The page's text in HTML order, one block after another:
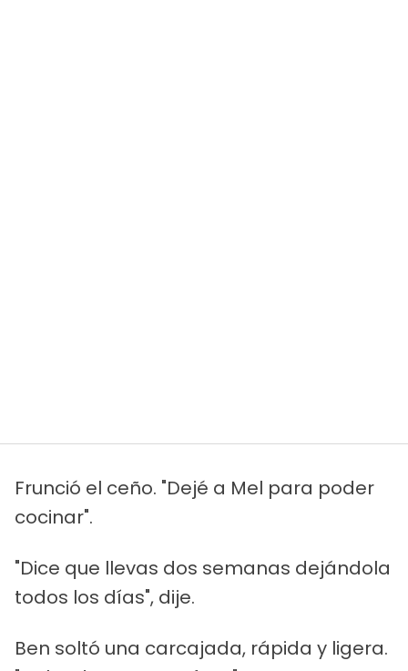
Frunció el ceño. "Dejé a Mel para poder
cocinar".
"Dice que llevas dos semanas dejándola
todos los días", dije.
Ben soltó una carcajada, rápida y ligera.